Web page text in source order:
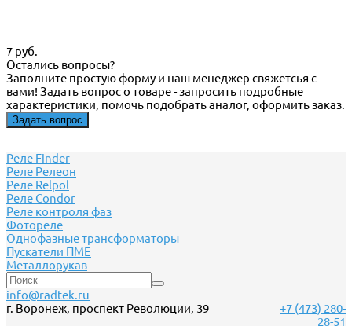
7 руб.
Остались вопросы?
Заполните простую форму и наш менеджер свяжетсья с
вами! Задать вопрос о товаре - запросить подробные
характеристики, помочь подобрать аналог, оформить заказ.
Задать вопрос
Реле Finder
Реле Релеон
Реле Relpol
Реле Сondor
Реле контроля фаз
Фотореле
Однофазные трансформаторы
Пускатели ПМЕ
Металлорукав
info@radtek.ru
г. Воронеж, проспект Революции, 39
+7 (473) 280-
28-51